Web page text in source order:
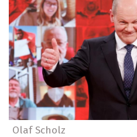
Olaf Scholz